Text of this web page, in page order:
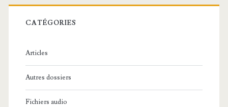
r
c
:
CATÉGORIES
Articles
Autres dossiers
Fichiers audio